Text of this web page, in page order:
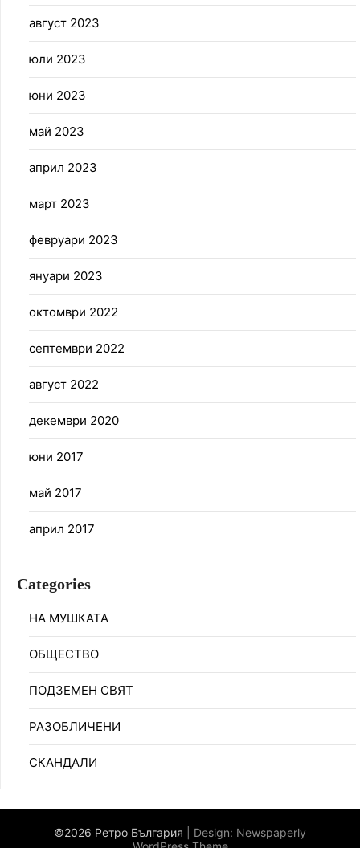
август 2023
юли 2023
юни 2023
май 2023
април 2023
март 2023
февруари 2023
януари 2023
октомври 2022
септември 2022
август 2022
декември 2020
юни 2017
май 2017
април 2017
Categories
НА МУШКАТА
ОБЩЕСТВО
ПОДЗЕМЕН СВЯТ
РАЗОБЛИЧЕНИ
СКАНДАЛИ
©2026 Ретро България | Design: Newspaperly